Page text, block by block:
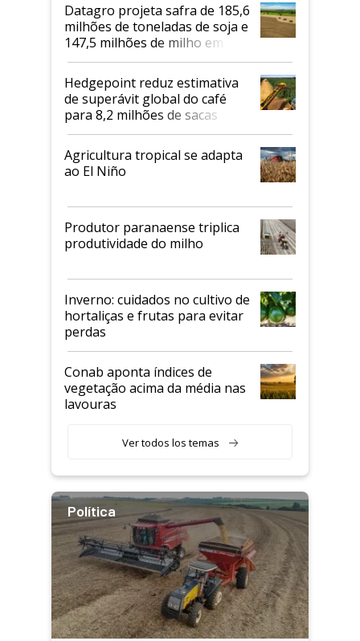
Datagro projeta safra de 185,6
milhões de toneladas de soja e
147,5 milhões de milho em
2026/27
Hedgepoint reduz estimativa
de superávit global do café
para 8,2 milhões de sacas
Agricultura tropical se adapta
ao El Niño
Produtor paranaense triplica
produtividade do milho
Inverno: cuidados no cultivo de
hortaliças e frutas para evitar
perdas
Conab aponta índices de
vegetação acima da média nas
lavouras
Ver todos los temas
Política